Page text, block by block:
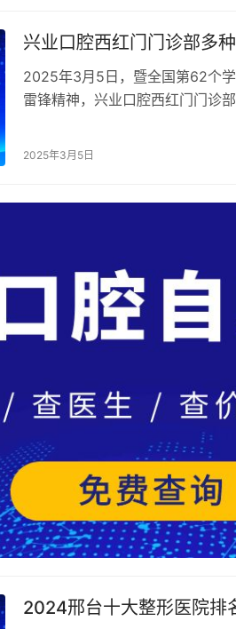
兴业口腔西红门门诊部多
2025年3月5日，暨全国第62个
雷锋精神，兴业口腔西红门门诊
2025年3月5日
2024邢台十大整形医院排